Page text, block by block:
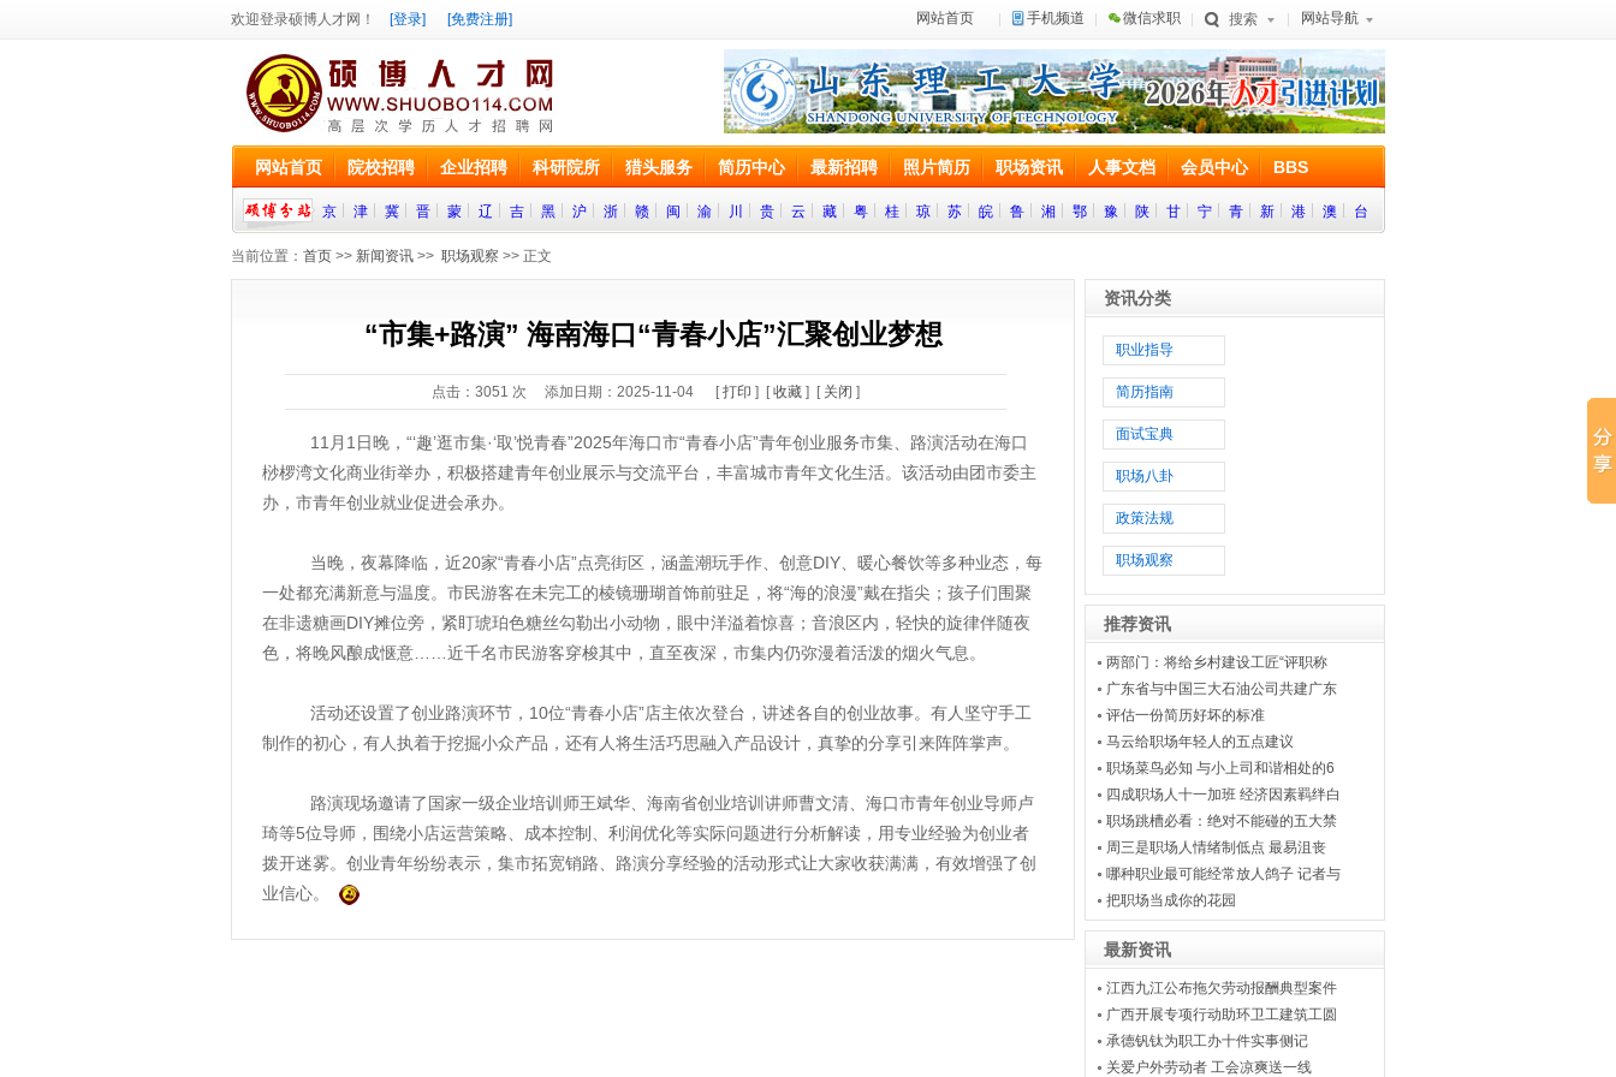
欢迎登录硕博人才网！ [登录] [免费注册] 网站导航
搜索
微信求职
手机频道
网站首页
网站首页 院校招聘 企业招聘 科研院所 猎头服务 简历中心 最新招聘 照片简历 职场资讯 人事文档 会员中心 BBS
京 津 冀 晋 蒙 辽 吉 黑 沪 浙 赣 闽 渝 川 贵 云 藏 粤 桂 琼 苏 皖 鲁 湘 鄂 豫 陕 甘 宁 青 新 港 澳 台
当前位置： 首页 >> 新闻资讯 >> 职场观察 >> 正文
“市集+路演” 海南海口“青春小店”汇聚创业梦想
点击： 3051 次 添加日期：2025-11-04 [打印 ] [收藏 ] [ 关闭 ]
11月1日晚，“‘趣’逛市集·‘取’悦青春”2025年海口市“青春小店”青年创业服务市集、路演活动在海口
桫椤湾文化商业街举办，积极搭建青年创业展示与交流平台，丰富城市青年文化生活。该活动由团市委主
办，市青年创业就业促进会承办。
当晚，夜幕降临，近20家“青春小店”点亮街区，涵盖潮玩手作、创意DIY、暖心餐饮等多种业态，每
一处都充满新意与温度。市民游客在未完工的棱镜珊瑚首饰前驻足，将“海的浪漫”戴在指尖；孩子们围聚
在非遗糖画DIY摊位旁，紧盯琥珀色糖丝勾勒出小动物，眼中洋溢着惊喜；音浪区内，轻快的旋律伴随夜
色，将晚风酿成惬意……近千名市民游客穿梭其中，直至夜深，市集内仍弥漫着活泼的烟火气息。
活动还设置了创业路演环节，10位“青春小店”店主依次登台，讲述各自的创业故事。有人坚守手工
制作的初心，有人执着于挖掘小众产品，还有人将生活巧思融入产品设计，真挚的分享引来阵阵掌声。
路演现场邀请了国家一级企业培训师王斌华、海南省创业培训讲师曹文清、海口市青年创业导师卢
琦等5位导师，围绕小店运营策略、成本控制、利润优化等实际问题进行分析解读，用专业经验为创业者
拨开迷雾。创业青年纷纷表示，集市拓宽销路、路演分享经验的活动形式让大家收获满满，有效增强了创
业信心。
资讯分类
职业指导
简历指南
面试宝典
职场八卦
政策法规
职场观察
推荐资讯
两部门：将给乡村建设工匠“评职称
广东省与中国三大石油公司共建广东
评估一份简历好坏的标准
马云给职场年轻人的五点建议
职场菜鸟必知 与小上司和谐相处的6
四成职场人十一加班 经济因素羁绊白
职场跳槽必看：绝对不能碰的五大禁
周三是职场人情绪制低点 最易沮丧
哪种职业最可能经常放人鸽子 记者与
把职场当成你的花园
最新资讯
江西九江公布拖欠劳动报酬典型案件
广西开展专项行动助环卫工建筑工圆
承德钒钛为职工办十件实事侧记
关爱户外劳动者 工会凉爽送一线